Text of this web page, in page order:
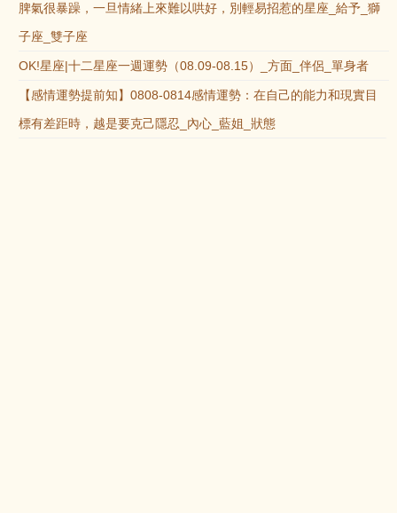
脾氣很暴躁，一旦情緒上來難以哄好，別輕易招惹的星座_給予_獅
子座_雙子座
OK!星座|十二星座一週運勢（08.09-08.15）_方面_伴侶_單身者
【感情運勢提前知】0808-0814感情運勢：在自己的能力和現實目
標有差距時，越是要克己隱忍_內心_藍姐_狀態